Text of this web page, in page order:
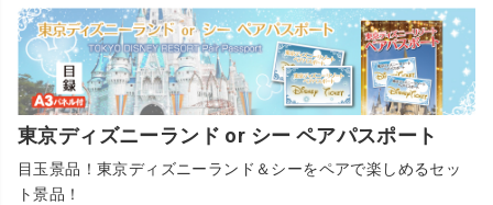
東京ディズニーランド or シー ペアパスポート
目玉景品！東京ディズニーランド＆シーをペアで楽しめるセッ
ト景品！